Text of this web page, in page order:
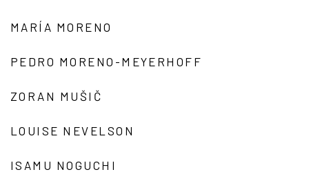
MARÍA MORENO
PEDRO MORENO-MEYERHOFF
ZORAN MUŠIČ
LOUISE NEVELSON
ISAMU NOGUCHI